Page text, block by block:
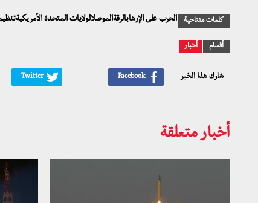
كلمات مفتاحية الحرب على الإرهابالرقةالموصلالولايات المتحدة
أقسام أخبار
شارك هذا الخبر
أخبار متعلقة